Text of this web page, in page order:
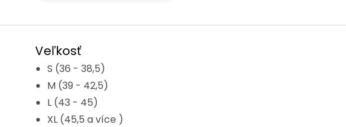
Veľkosť
S (36 - 38,5)
M (39 - 42,5)
L (43 - 45)
XL (45,5 a více )